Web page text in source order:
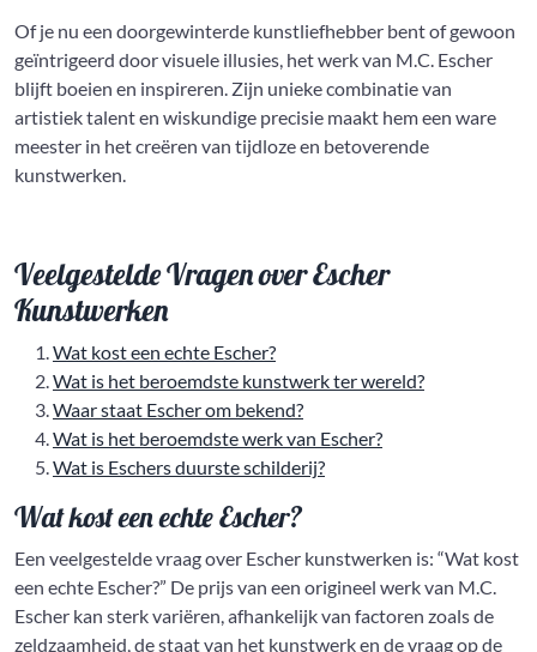
Of je nu een doorgewinterde kunstliefhebber bent of gewoon
geïntrigeerd door visuele illusies, het werk van M.C. Escher
blijft boeien en inspireren. Zijn unieke combinatie van
artistiek talent en wiskundige precisie maakt hem een ware
meester in het creëren van tijdloze en betoverende
kunstwerken.
Veelgestelde Vragen over Escher
Kunstwerken
Wat kost een echte Escher?
Wat is het beroemdste kunstwerk ter wereld?
Waar staat Escher om bekend?
Wat is het beroemdste werk van Escher?
Wat is Eschers duurste schilderij?
Wat kost een echte Escher?
Een veelgestelde vraag over Escher kunstwerken is: “Wat kost
een echte Escher?” De prijs van een origineel werk van M.C.
Escher kan sterk variëren, afhankelijk van factoren zoals de
zeldzaamheid, de staat van het kunstwerk en de vraag op de